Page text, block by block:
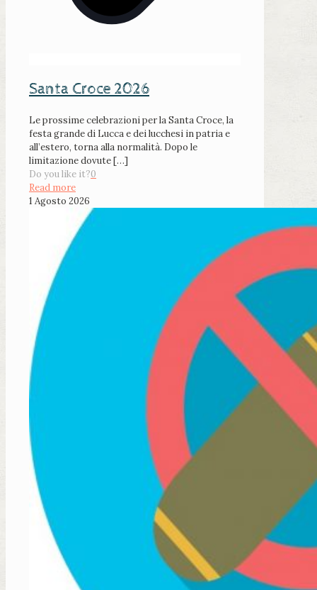
Santa Croce 2026
Le prossime celebrazioni per la Santa Croce, la
festa grande di Lucca e dei lucchesi in patria e
all’estero, torna alla normalità. Dopo le
limitazione dovute[…]
Do you like it?0
Read more
1 Agosto 2026